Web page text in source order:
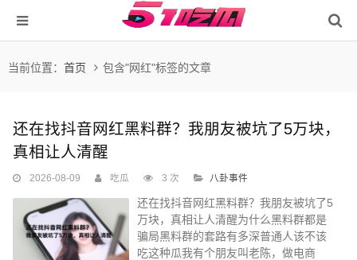
当前位置： 首页 包含"网红"标签的文章
还在找抖音网红黑料群？我朋友被坑了5万块，
真相让人清醒
2026-08-09 吃瓜 3 次 八卦事件
还在找抖音网红黑料群？我朋友被坑了5
万块，真相让人清醒为什么黑料群都是
骗局黑料群的套路有多深普通人该不该
吃这种瓜我有个朋友叫老陈，做电商